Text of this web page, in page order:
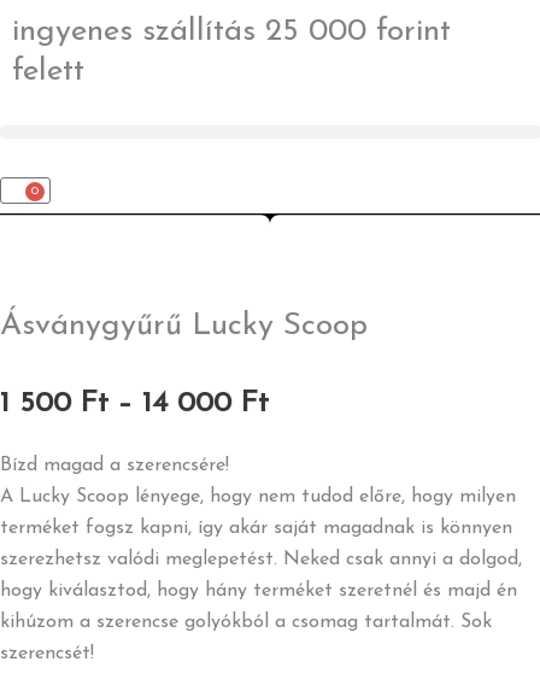
to
content
ingyenes szállítás 25 000 forint
felett
0
Kosár
Ásványgyűrű Lucky Scoop
1 500 Ft – 14 000 FtÁrtartomány:
-
14
000 Ft
Bízd magad a szerencsére!
A Lucky Scoop lényege, hogy nem tudod előre, hogy milyen
terméket fogsz kapni, így akár saját magadnak is könnyen
szerezhetsz valódi meglepetést. Neked csak annyi a dolgod,
hogy kiválasztod, hogy hány terméket szeretnél és majd én
kihúzom a szerencse golyókból a csomag tartalmát. Sok
szerencsét!